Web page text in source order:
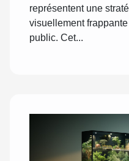
représentent une
visuellement
public. Cet...